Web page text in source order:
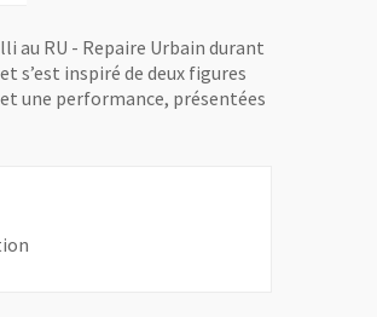
au RU - Repaire Urbain durant
s’est inspiré de deux figures
une performance, présentées